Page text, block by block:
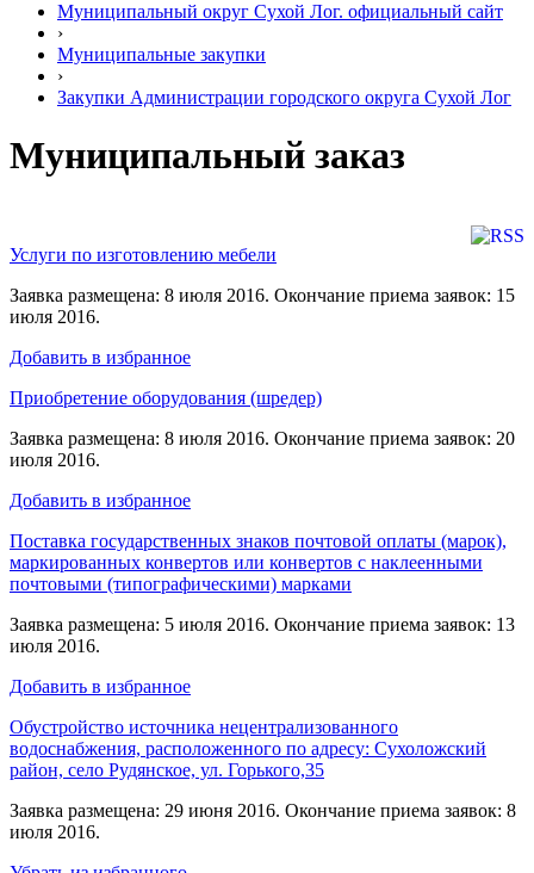
Муниципальный округ Сухой Лог. официальный сайт
›
Муниципальные закупки
›
Закупки Администрации городского округа Сухой Лог
Муниципальный заказ
Услуги по изготовлению мебели
Заявка размещена: 8 июля 2016. Окончание приема заявок: 15
июля 2016.
Добавить в избранное
Приобретение оборудования (шредер)
Заявка размещена: 8 июля 2016. Окончание приема заявок: 20
июля 2016.
Добавить в избранное
Поставка государственных знаков почтовой оплаты (марок),
маркированных конвертов или конвертов с наклеенными
почтовыми (типографическими) марками
Заявка размещена: 5 июля 2016. Окончание приема заявок: 13
июля 2016.
Добавить в избранное
Обустройство источника нецентрализованного
водоснабжения, расположенного по адресу: Сухоложский
район, село Рудянское, ул. Горького,35
Заявка размещена: 29 июня 2016. Окончание приема заявок: 8
июля 2016.